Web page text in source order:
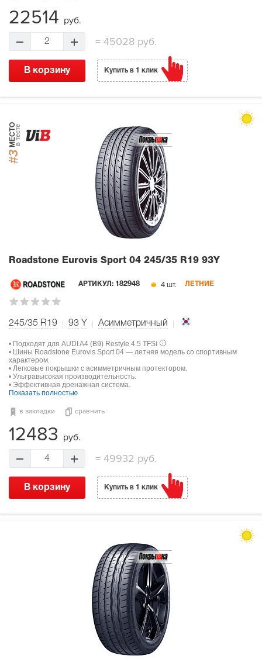
22514 руб.
2 = 45028 руб.
В корзину Купить в 1 клик
#3
МЕСТОв тесте
Roadstone Eurovis Sport 04 245/35 R19 93Y
АРТИКУЛ: 182948 4 шт. ЛЕТНИЕ
245/35 R19 93 Y Асимметричный
• Подходят для AUDI A4 (B9) Restyle 4.5 TFSi
• Шины Roadstone Eurovis Sport 04 — летняя модель со спортивным
характером.
• Легковые покрышки с асимметричным протектором.
• Ультравысокая производительность.
• Эффективная дренажная система.
Показать полностью
в закладки сравнить
12483 руб.
4 = 49932 руб.
В корзину Купить в 1 клик